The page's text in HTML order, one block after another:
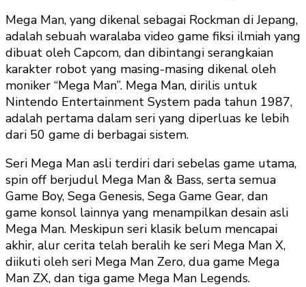
Mega Man, yang dikenal sebagai Rockman di Jepang,
adalah sebuah waralaba video game fiksi ilmiah yang
dibuat oleh Capcom, dan dibintangi serangkaian
karakter robot yang masing-masing dikenal oleh
moniker “Mega Man”. Mega Man, dirilis untuk
Nintendo Entertainment System pada tahun 1987,
adalah pertama dalam seri yang diperluas ke lebih
dari 50 game di berbagai sistem.
Seri Mega Man asli terdiri dari sebelas game utama,
spin off berjudul Mega Man & Bass, serta semua
Game Boy, Sega Genesis, Sega Game Gear, dan
game konsol lainnya yang menampilkan desain asli
Mega Man. Meskipun seri klasik belum mencapai
akhir, alur cerita telah beralih ke seri Mega Man X,
diikuti oleh seri Mega Man Zero, dua game Mega
Man ZX, dan tiga game Mega Man Legends.